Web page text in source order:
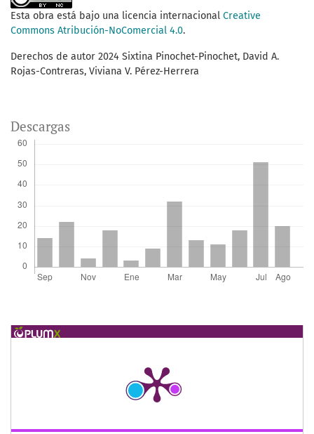
Esta obra está bajo una licencia internacional Creative
Commons Atribución-NoComercial 4.0.
Derechos de autor 2024 Sixtina Pinochet-Pinochet, David A.
Rojas-Contreras, Viviana V. Pérez-Herrera
Descargas